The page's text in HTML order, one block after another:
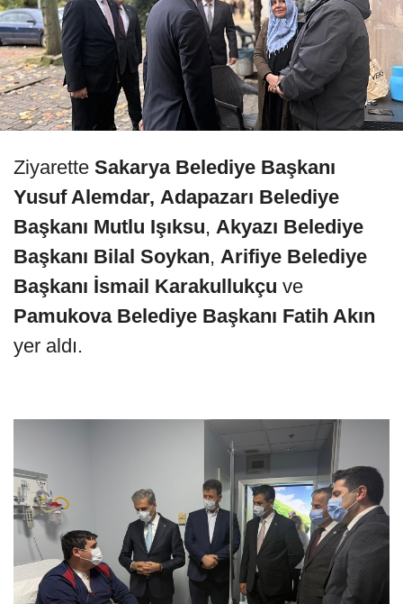
Ziyarette Sakarya Belediye Başkanı
Yusuf Alemdar, Adapazarı Belediye
Başkanı Mutlu Işıksu, Akyazı Belediye
Başkanı Bilal Soykan, Arifiye Belediye
Başkanı İsmail Karakullukçu ve
Pamukova Belediye Başkanı Fatih Akın
yer aldı.